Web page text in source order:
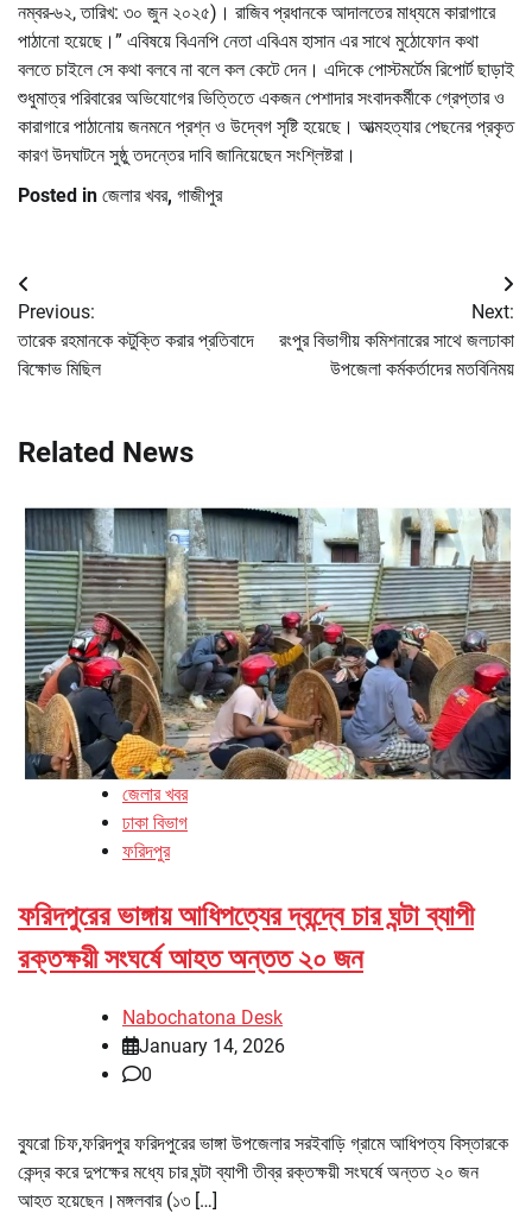
নম্বর-৬২, তারিখ: ৩০ জুন ২০২৫)। রাজিব প্রধানকে আদালতের মাধ্যমে কারাগারে
পাঠানো হয়েছে।” এবিষয়ে বিএনপি নেতা এবিএম হাসান এর সাথে মুঠোফোন কথা
বলতে চাইলে সে কথা বলবে না বলে কল কেটে দেন। এদিকে পোস্টমর্টেম রিপোর্ট ছাড়াই
শুধুমাত্র পরিবারের অভিযোগের ভিত্তিতে একজন পেশাদার সংবাদকর্মীকে গ্রেপ্তার ও
কারাগারে পাঠানোয় জনমনে প্রশ্ন ও উদ্বেগ সৃষ্টি হয়েছে। আত্মহত্যার পেছনের প্রকৃত
কারণ উদঘাটনে সুষ্ঠু তদন্তের দাবি জানিয়েছেন সংশ্লিষ্টরা।
Posted in জেলার খবর, গাজীপুর
Post
navigation
Previous:
তারেক রহমানকে কটুক্তি করার প্রতিবাদে
বিক্ষোভ মিছিল
Next:
রংপুর বিভাগীয় কমিশনারের সাথে জলঢাকা
উপজেলা কর্মকর্তাদের মতবিনিময়
Related News
জেলার খবর
ঢাকা বিভাগ
ফরিদপুর
ফরিদপুরের ভাঙ্গায় আধিপত্যের দ্বন্দ্বে চার ঘন্টা ব্যাপী
রক্তক্ষয়ী সংঘর্ষে আহত অন্তত ২০ জন
Nabochatona Desk
January 14, 2026
0
ব্যুরো চিফ,ফরিদপুর ফরিদপুরের ভাঙ্গা উপজেলার সরইবাড়ি গ্রামে আধিপত্য বিস্তারকে
কেন্দ্র করে দুপক্ষের মধ্যে চার ঘন্টা ব্যাপী তীব্র রক্তক্ষয়ী সংঘর্ষে অন্তত ২০ জন
আহত হয়েছেন।মঙ্গলবার (১৩ […]